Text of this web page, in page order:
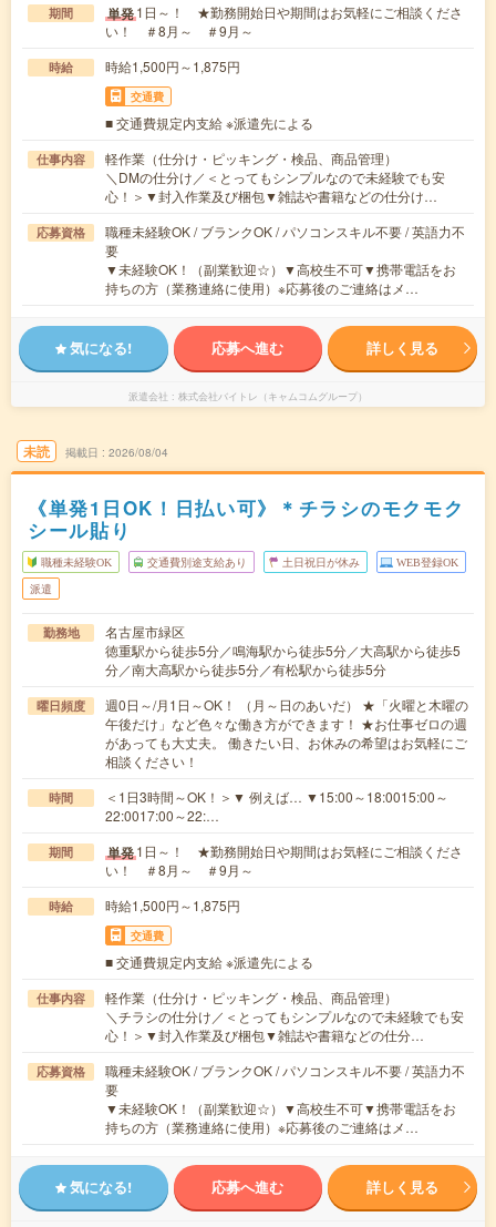
期間 単発1日～！ ★勤務開始日や期間はお気軽にご相談くださ
い！ ＃8月～ ＃9月～
時給 時給1,500円～1,875円
交通費
■ 交通費規定内支給 ※派遣先による
仕事内容
軽作業（仕分け・ピッキング・検品、商品管理）
＼DMの仕分け／＜とってもシンプルなので未経験でも安
心！＞▼封入作業及び梱包▼雑誌や書籍などの仕分け…
応募資格
職種未経験OK / ブランクOK / パソコンスキル不要 / 英語力不
要
▼未経験OK！（副業歓迎☆）▼高校生不可▼携帯電話をお
持ちの方（業務連絡に使用）※応募後のご連絡はメ…
気になる! 応募へ進む 詳しく見る
派遣会社 株式会社バイトレ（キャムコムグループ）
未読 掲載日 2026/08/04
《単発1日OK！日払い可》＊チラシのモクモク
シール貼り
職種未経験OK 交通費別途支給あり 土日祝日が休み WEB登録OK
派遣
勤務地
名古屋市緑区
徳重駅から徒歩5分／鳴海駅から徒歩5分／大高駅から徒歩5
分／南大高駅から徒歩5分／有松駅から徒歩5分
曜日頻度
週0日～/月1日～OK！ （月～日のあいだ） ★「火曜と木曜の
午後だけ」など色々な働き方ができます！ ★お仕事ゼロの週
があっても大丈夫。 働きたい日、お休みの希望はお気軽にご
相談ください！
時間
＜1日3時間～OK！＞▼ 例えば… ▼15:00～18:0015:00～
22:0017:00～22:…
期間 単発1日～！ ★勤務開始日や期間はお気軽にご相談くださ
い！ ＃8月～ ＃9月～
時給 時給1,500円～1,875円
交通費
■ 交通費規定内支給 ※派遣先による
仕事内容
軽作業（仕分け・ピッキング・検品、商品管理）
＼チラシの仕分け／＜とってもシンプルなので未経験でも安
心！＞▼封入作業及び梱包▼雑誌や書籍などの仕分…
応募資格
職種未経験OK / ブランクOK / パソコンスキル不要 / 英語力不
要
▼未経験OK！（副業歓迎☆）▼高校生不可▼携帯電話をお
持ちの方（業務連絡に使用）※応募後のご連絡はメ…
気になる! 応募へ進む 詳しく見る